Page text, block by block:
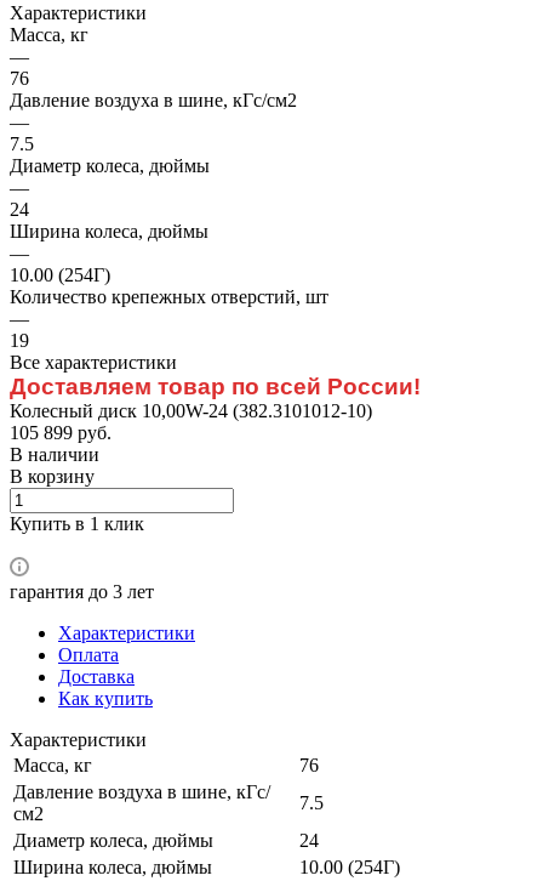
Характеристики
Масса, кг
—
76
Давление воздуха в шине, кГс/см2
—
7.5
Диаметр колеса, дюймы
—
24
Ширина колеса, дюймы
—
10.00 (254Г)
Количество крепежных отверстий, шт
—
19
Все характеристики
Доставляем товар по всей России!
Колесный диск 10,00W-24 (382.3101012-10)
105 899 руб.
В наличии
В корзину
Купить в 1 клик
гарантия до 3 лет
Характеристики
Оплата
Доставка
Как купить
Характеристики
Масса, кг
76
Давление воздуха в шине, кГс/
см2
7.5
Диаметр колеса, дюймы
24
Ширина колеса, дюймы
10.00 (254Г)